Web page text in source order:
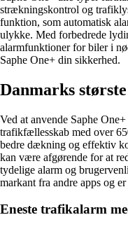
strækningskontrol og
funktion, som automatisk
ulykke. Med forbedrede
alarmfunktioner for biler i
Saphe One+ din sikkerhed.
Danmarks
Ved at anvende Saphe
trafikfællesskab med over
bedre dækning og effektiv
kan være afgørende for at
tydelige alarm og
markant fra andre apps og
Eneste trafikalarm